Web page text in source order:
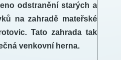
odstranění starých a
na zahradě mateřské
Tato zahrada tak
venkovní herna.